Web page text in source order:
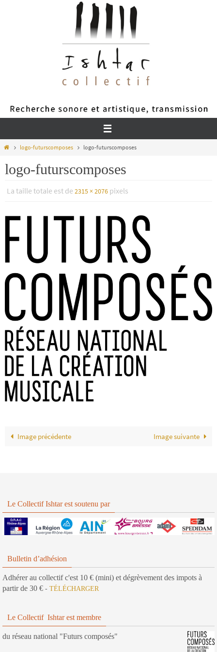
Homelogo-futurscomposes logo-futurscomposes
logo-futurscomposes
La taille totale est de 2315 × 2076 pixels
Image précédente Image suivante
Le Collectif Ishtar est soutenu par
Bulletin d’adhésion
Adhérer au collectif c'est 10 € (mini) et dégrèvement des impots à
partir de 30 € - TÉLÉCHARGER
Le Collectif Ishtar est membre
du réseau national "Futurs composés"